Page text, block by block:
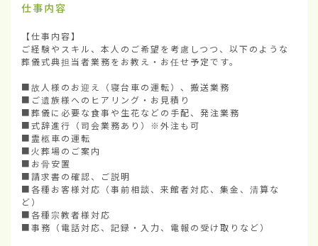
仕事内容
【仕事内容】
ご経験やスキル、本人のご希望を考慮しつつ、以下のような
葬儀式典担当者業務をお教え・お任せ予定です。
■故人様のお迎え（寝台車の運転）、搬送業務
■ご遺族様へのヒアリング・お見積り
■葬儀に必要な食事や生花などの手配、発注業務
■式辞進行（司会業務あり）※外注も可
■霊柩車の運転
■火葬場のご案内
■お骨安置
■請求書の確認、ご説明
■各種お客様対応（事前相談、来館者対応、集金、清算な
ど）
■各種宗教者様対応
■事務（電話対応、記録・入力、電報の受け取りなど）